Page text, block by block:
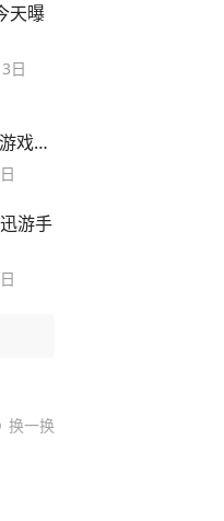
天曝
日
戏推
游手
换一换